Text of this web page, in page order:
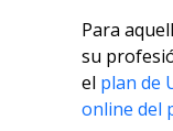
Para
su
el plan de
online del